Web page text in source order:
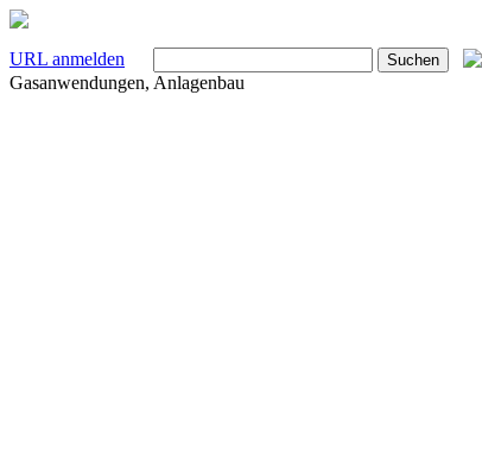
URL anmelden
Gasanwendungen, Anlagenbau